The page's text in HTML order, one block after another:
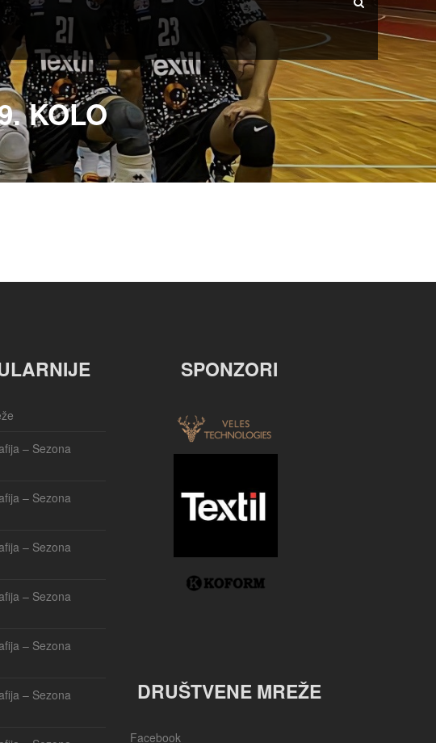
KOLO
– Sezona
– Sezona
– Sezona
– Sezona
– Sezona
– Sezona
SPONZORI
DRUŠTVENE MREŽE
Facebook